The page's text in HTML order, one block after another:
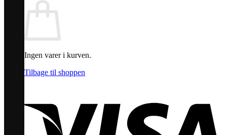
Ingen varer i kurven.
Tilbage til shoppen